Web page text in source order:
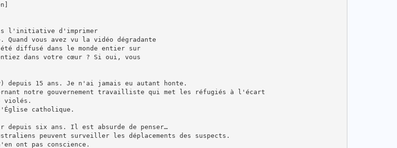
l'initiative d'imprimer
vous avez vu la vidéo dégradante
diffusé dans le monde entier sur
dans votre cœur ? Si oui, vous
15 ans. Je n'ai jamais eu autant honte.
notre gouvernement travailliste qui met les réfugiés à l'écart
violés.
catholique.
six ans. Il est absurde de penser…
peuvent surveiller les déplacements des suspects.
ont pas conscience.